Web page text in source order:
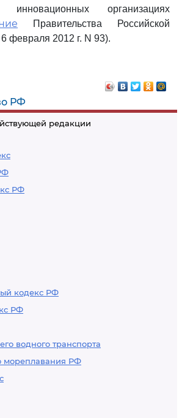
РФ
редакции
РФ
кодекс РФ
РФ
водного транспорта
мореплавания РФ
организациях
Правительства Российской
февраля 2012 г. N 93).